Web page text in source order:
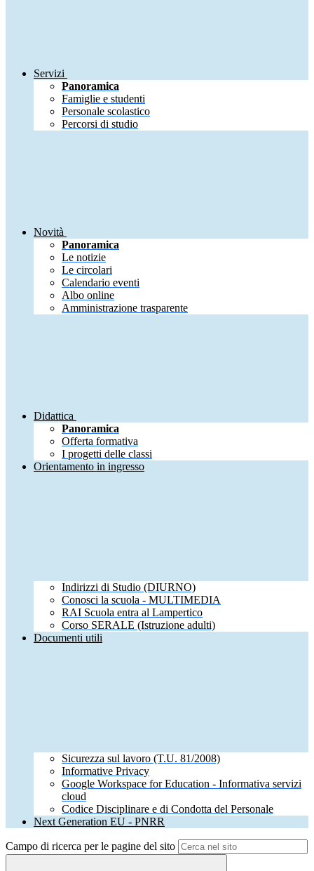
Servizi
Panoramica
Famiglie e studenti
Personale scolastico
Percorsi di studio
Novità
Panoramica
Le notizie
Le circolari
Calendario eventi
Albo online
Amministrazione trasparente
Didattica
Panoramica
Offerta formativa
I progetti delle classi
Orientamento in ingresso
Indirizzi di Studio (DIURNO)
Conosci la scuola - MULTIMEDIA
RAI Scuola entra al Lampertico
Corso SERALE (Istruzione adulti)
Documenti utili
Sicurezza sul lavoro (T.U. 81/2008)
Informative Privacy
Google Workspace for Education - Informativa servizi
cloud
Codice Disciplinare e di Condotta del Personale
Next Generation EU - PNRR
Campo di ricerca per le pagine del sito